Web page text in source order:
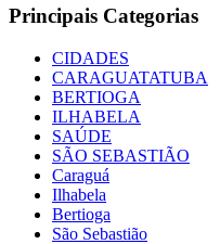
Principais Categorias
CIDADES
CARAGUATATUBA
BERTIOGA
ILHABELA
SAÚDE
SÃO SEBASTIÃO
Caraguá
Ilhabela
Bertioga
São Sebastião